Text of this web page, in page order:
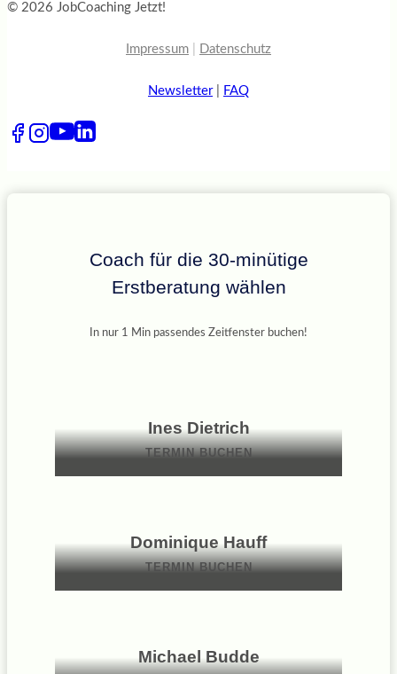
© 2026 JobCoaching Jetzt!
Impressum Datenschutz
Newsletter| FAQ
Coach für die 30-minütige
Erstberatung wählen
In nur 1 Min passendes Zeitfenster buchen!
Ines Dietrich
TERMIN BUCHEN
Dominique Hauff
TERMIN BUCHEN
Michael Budde